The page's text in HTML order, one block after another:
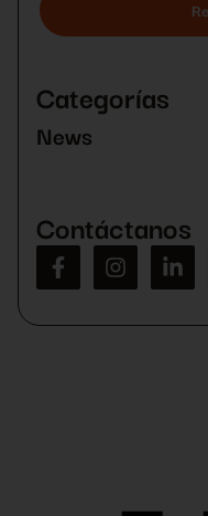
este
vacío.
Categorías
News
Contáctanos